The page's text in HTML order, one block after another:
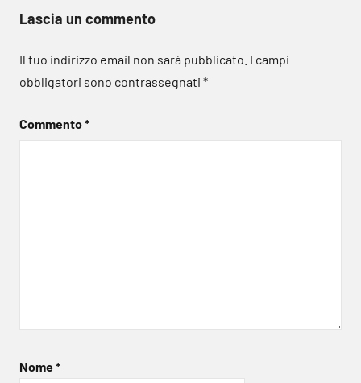
Lascia un commento
Il tuo indirizzo email non sarà pubblicato. I campi
obbligatori sono contrassegnati *
Commento*
Nome*